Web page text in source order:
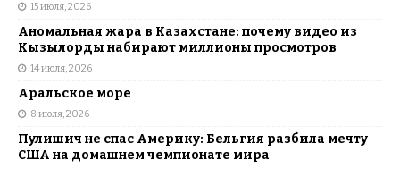
15 июля, 2026
Аномальная жара в Казахстане: почему видео из
Кызылорды набирают миллионы просмотров
14 июля, 2026
Аральское море
8 июля, 2026
Пулишич не спас Америку: Бельгия разбила мечту
США на домашнем чемпионате мира